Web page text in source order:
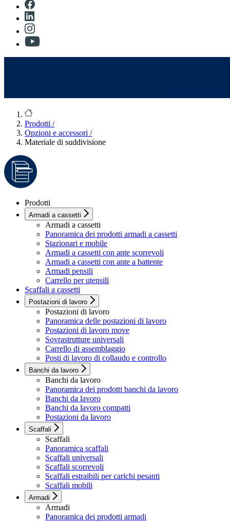
Prodotti /
Opzioni e accessori /
Materiale di suddivisione
Prodotti
Armadi a cassetti
Armadi a cassetti
Panoramica dei prodotti armadi a cassetti
Stazionari e mobile
Armadi a cassetti con ante scorrevoli
Armadi a cassetti con ante a battente
Armadi pensili
Carrello per utensili
Scaffali a cassetti
Postazioni di lavoro
Postazioni di lavoro
Panoramica delle postazioni di lavoro
Postazioni di lavoro move
Sovrastrutture universali
Carrello di assemblaggio
Posti di lavoro di collaudo e controllo
Banchi da lavoro
Banchi da lavoro
Panoramica dei prodotti banchi da lavoro
Banchi da lavoro
Banchi da lavoro compatti
Postazioni da lavoro
Scaffali
Scaffali
Panoramica scaffali
Scaffali universali
Scaffali scorrevoli
Scaffali estraibili per carichi pesanti
Scaffali mobili
Armadi
Armadi
Panoramica dei prodotti armadi